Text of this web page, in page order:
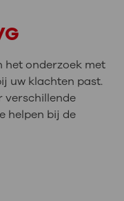
het onderzoek met
uw klachten past.
verschillende
helpen bij de